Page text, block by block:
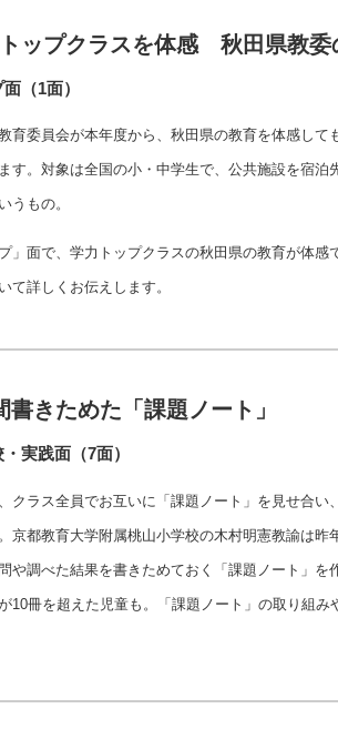
ップクラスを体感 秋田県教委
面（1面）
育委員会が本年度から、秋田県の教育を体感して
す。対象は全国の小・中学生で、公共施設を宿泊
うもの。
プ」面で、学力トップクラスの秋田県の教育が体
て詳しくお伝えします。
書きためた「課題ノート」
実践面（7面）
クラス全員でお互いに「課題ノート」を見せ合い
京都教育大学附属桃山小学校の木村明憲教諭は
や調べた結果を書きためておく「課題ノート」
10冊を超えた児童も。「課題ノート」の取り組